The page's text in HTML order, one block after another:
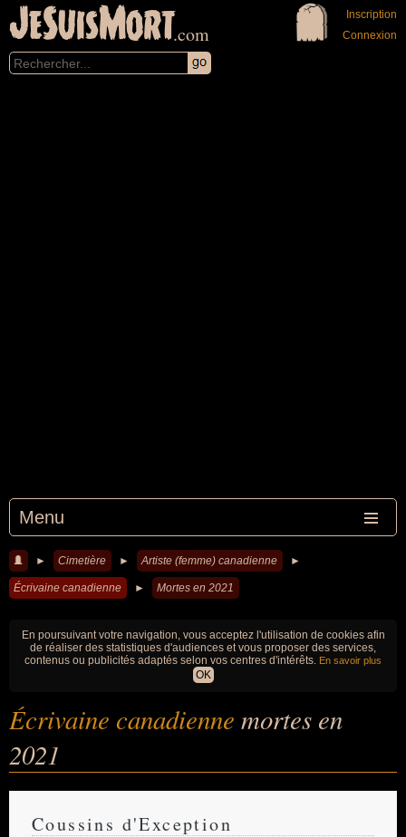
JeSuisMort.com
Menu
Inscription
Connexion
► Cimetière ► Artiste (femme) canadienne ►
Écrivaine canadienne ► Mortes en 2021
En poursuivant votre navigation, vous acceptez l'utilisation de cookies afin
de réaliser des statistiques d'audiences et vous proposer des services,
contenus ou publicités adaptés selon vos centres d'intérêts. En savoir plus
OK
Écrivaine canadienne mortes en
2021
Coussins d'Exception